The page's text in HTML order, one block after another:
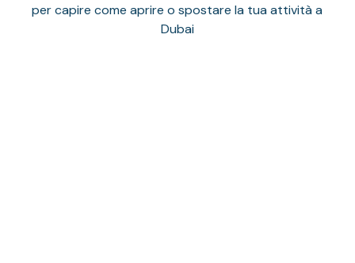
per capire come aprire o spostare la tua attività a
Dubai